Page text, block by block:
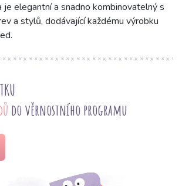
je elegantní a snadno kombinovatelný s
a stylů, dodávající každému výrobku
do věrnostního programu